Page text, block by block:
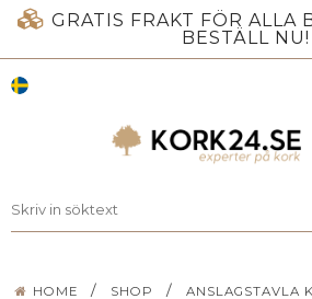
GRATIS FRAKT FÖR ALLA
BESTÄLL NU!
HOME / SHOP / ANSLAGSTAVLA